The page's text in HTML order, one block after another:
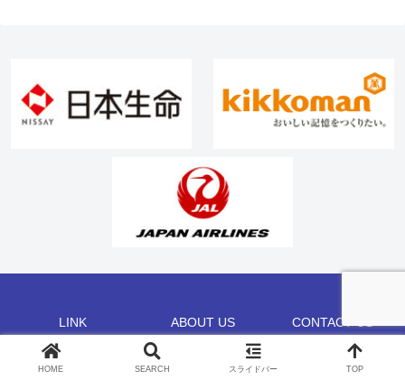
LINK ABOUT US CONTACT US
©2002 CHAMP CO.,LTD.
HOME SEARCH スライドバー TOP